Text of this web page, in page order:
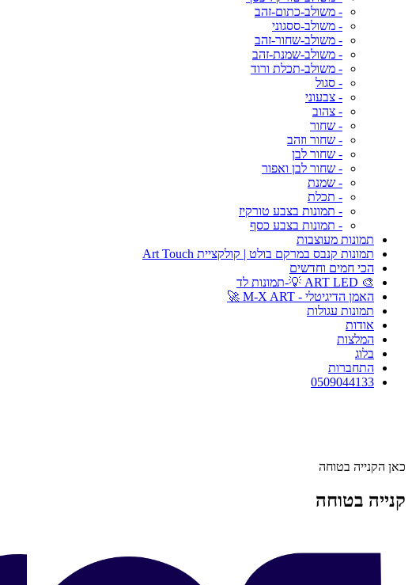
- משולב-כתום-זהב
- משולב-ססגוני
- משולב-שחור-זהב
- משולב-שמנת-זהב
- משולב-תכלת ורוד
- סגול
- צבעוני
- צהוב
- שחור
- שחור וזהב
- שחור לבן
- שחור לבן ואפור
- שמנת
- תכלת
- תמונות בצבע טורקיז
- תמונות בצבע כסף
תמונות מעוצבות
תמונות קנבס במרקם בולט | קולקציית Art Touch
הכי חמים וחדשים
🎨 ART LED 💡-תמונות לד
האמן הדיגיטלי - M-X ART 🚀
תמונות עגולות
אודות
המלצות
בלוג
התחברות
0509044133
כאן הקנייה בטוחה
קנייה בטוחה